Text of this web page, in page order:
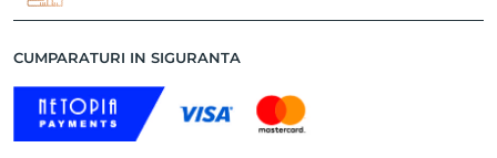
CUMPARATURI IN SIGURANTA